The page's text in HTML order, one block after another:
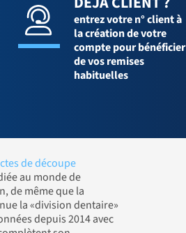
entrez votre n° client à
la création de votre
compte pour bénéficier
de vos remises
habituelles
de découpe
au monde de
de même que la
la «division dentaire»
depuis 2014 avec